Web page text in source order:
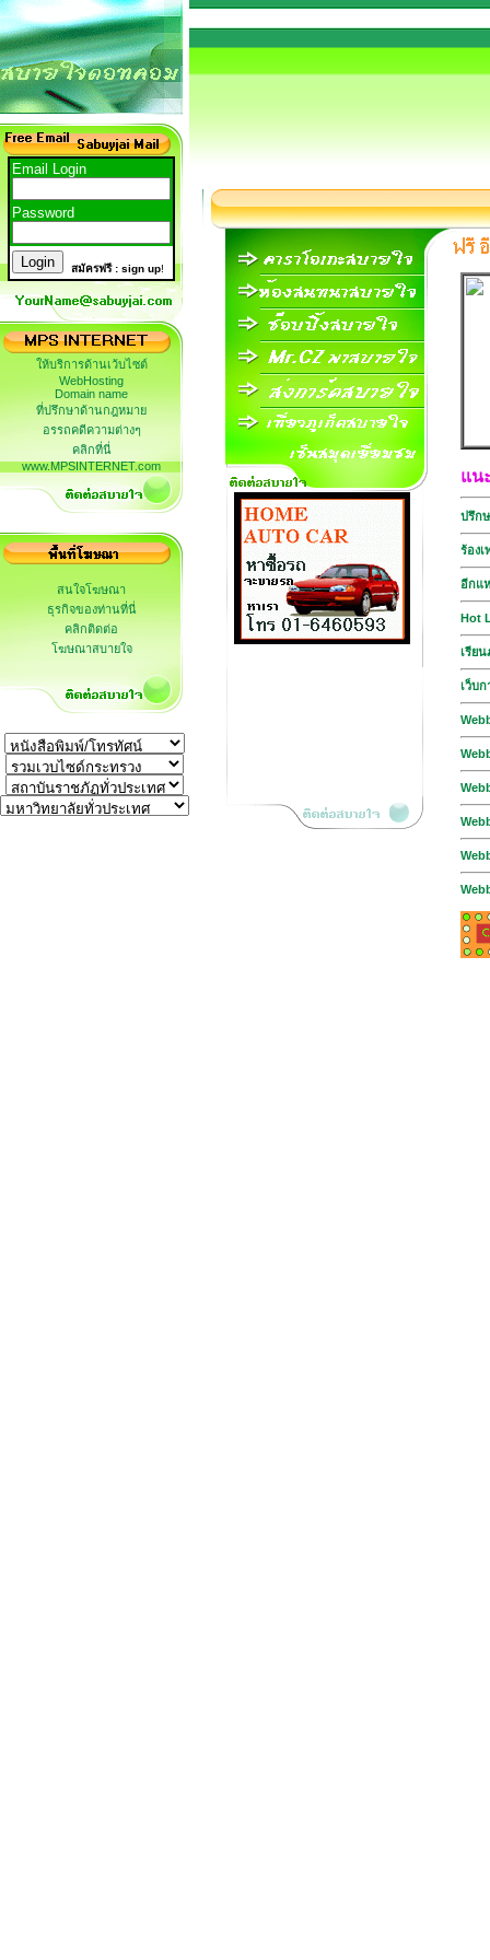
Email Login
Password
สมัครฟรี : sign up!
ให้บริการด้านเว้บไซต์
WebHosting
Domain name
ที่ปรึกษาด้านกฎหมาย
อรรถคดีความต่างๆ
คลิกที่นี่
www.MPSINTERNET.com
สนใจโฆษณา
ธุรกิจของท่านที่นี่
คลิกติดต่อ
โฆษณาสบายใจ
แน
ปรึก
ร้อง
อีกแ
Hot
เรียน
เว็บ